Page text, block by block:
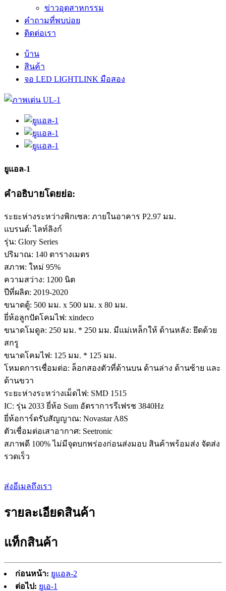
ข่าวอุตสาหกรรม
คำถามที่พบบ่อย
ติดต่อเรา
บ้าน
สินค้า
จอ LED LIGHTLINK มือสอง
ยูแอล-1
คำอธิบายโดยย่อ:
ระยะห่างระหว่างพิกเซล: ภายในอาคาร P2.97 มม.
แบรนด์: ไลท์ลิงก์
รุ่น: Glory Series
ปริมาณ: 140 ตารางเมตร
สภาพ: ใหม่ 95%
ความสว่าง: 1200 นิต
ปีที่ผลิต: 2019-2020
ขนาดตู้: 500 มม. x 500 มม. x 80 มม.
ยี่ห้อลูกปัดโคมไฟ: xindeco
ขนาดโมดูล: 250 มม. * 250 มม. มีแม่เหล็กให้ ด้านหลัง: ยึดด้วย
สกรู
ขนาดโคมไฟ: 125 มม. * 125 มม.
โหมดการเชื่อมต่อ: ล็อกสองตัวที่ด้านบน ด้านล่าง ด้านซ้าย และ
ด้านขวา
ระยะห่างระหว่างเม็ดไฟ: SMD 1515
IC: รุ่น 2033 ยี่ห้อ Sum อัตราการรีเฟรช 3840Hz
ยี่ห้อการ์ดรับสัญญาณ: Novastar A8S
ตัวเชื่อมต่อเสาอากาศ: Seetronic
สภาพดี 100% ไม่มีจุดบกพร่องก่อนส่งมอบ สินค้าพร้อมส่ง จัดส่ง
รวดเร็ว
ส่งอีเมลถึงเรา
รายละเอียดสินค้า
แท็กสินค้า
ก่อนหน้า: ยูแอล-2
ต่อไป: ยูเอ-1